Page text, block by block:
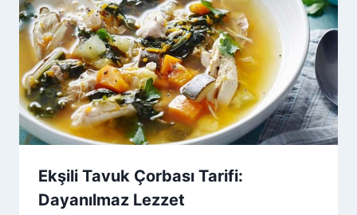
Ekşili Tavuk Çorbası Tarifi:
Dayanılmaz Lezzet